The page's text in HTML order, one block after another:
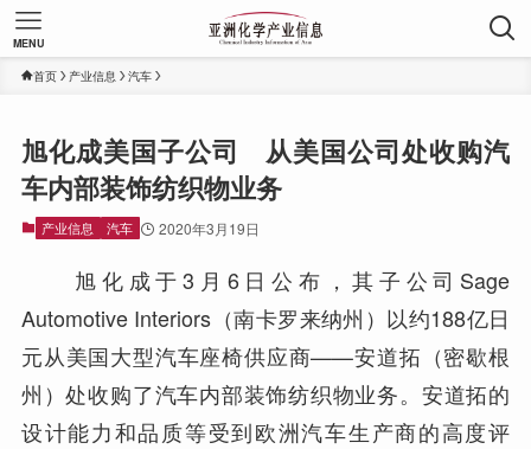
MENU
首页 产业信息 汽车
旭化成美国子公司 从美国公司处收购汽
车内部装饰纺织物业务
产业信息 汽车 2020年3月19日
旭化成于3月6日公布，其子公司Sage
Automotive Interiors（南卡罗来纳州）以约188亿日
元从美国大型汽车座椅供应商——安道拓（密歇根
州）处收购了汽车内部装饰纺织物业务。安道拓的
设计能力和品质等受到欧洲汽车生产商的高度评